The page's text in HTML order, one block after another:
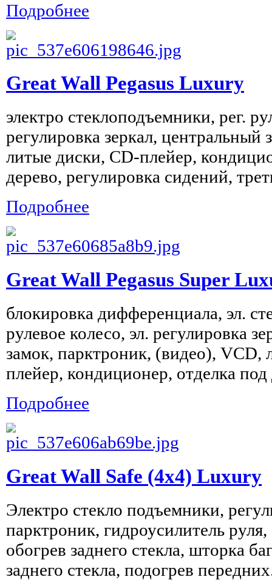
Подробнее
Great Wall Pegasus Luxury
электро стеклоподъемники, рег.
регулировка зеркал, центральный
литые диски, CD-плейер,
дерево, регулировка сидений,
Подробнее
Great Wall Pegasus Super
блокировка дифференциала, эл.
рулевое колесо, эл. регулировка
замок, парктроник, (видео), VСD,
плейер, кондиционер, отделка под
Подробнее
Great Wall Safe (4x4) Luxury
Электро стекло подъемники,
парктроник, гидроусилитель руля,
обогрев заднего стекла, шторка
заднего стекла, подогрев